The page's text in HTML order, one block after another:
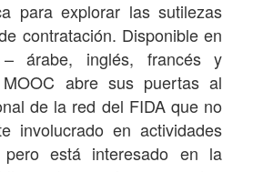
para explorar las sutilezas
contratación. Disponible en
árabe, inglés, francés y
abre sus puertas al
de la red del FIDA que no
involucrado en actividades
pero está interesado en la